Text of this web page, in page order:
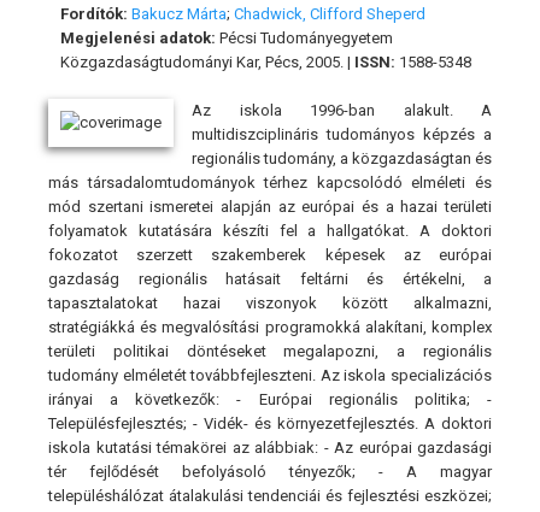
Fordítók: Bakucz Márta; Chadwick, Clifford Sheperd
Megjelenési adatok: Pécsi Tudományegyetem
Közgazdaságtudományi Kar, Pécs, 2005. | ISSN: 1588-5348
Az iskola 1996-ban alakult. A
multidiszciplináris tudományos képzés a
regionális tudomány, a közgazdaságtan és
más társadalomtudományok térhez kapcsolódó elméleti és
mód­ szertani ismeretei alapján az európai és a hazai területi
folya­matok kutatására készíti fel a hallgatókat. A doktori
fokozatot szerzett szakemberek képesek az európai
gazdaság regionális hatásait feltárni és értékelni, a
tapasztalatokat hazai viszonyok között alkalmazni,
stratégiákká és megvalósítási programokká alakítani, komplex
területi politikai döntéseket megalapozni, a regionális
tudomány elméletét továbbfejleszteni. Az iskola specializációs
irányai a következők: - Európai regionális politika; -
Településfejlesztés; - Vidék- és környezetfejlesztés. A doktori
iskola kutatási témakörei az alábbiak: - Az európai gazdasági
tér fejlődését befolyásoló tényezők; - A magyar
településhálózat átalakulási tendenciái és fejlesztési eszközei;